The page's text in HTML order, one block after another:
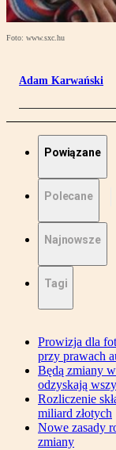
Foto: www.sxc.hu
Adam Karwański
Powiązane
Polecane
Najnowsze
Tagi
Prowizja dla
przy prawach
Będą zmiany
odzyskają
Rozliczenie
miliard złotych
Nowe zasady
zmiany